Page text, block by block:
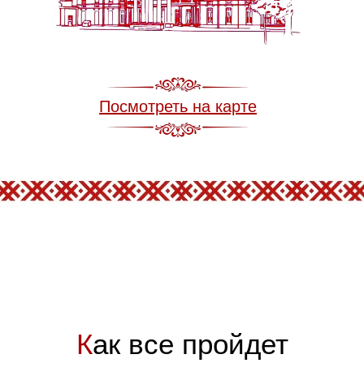
Посмотреть на карте
Как все пройдет